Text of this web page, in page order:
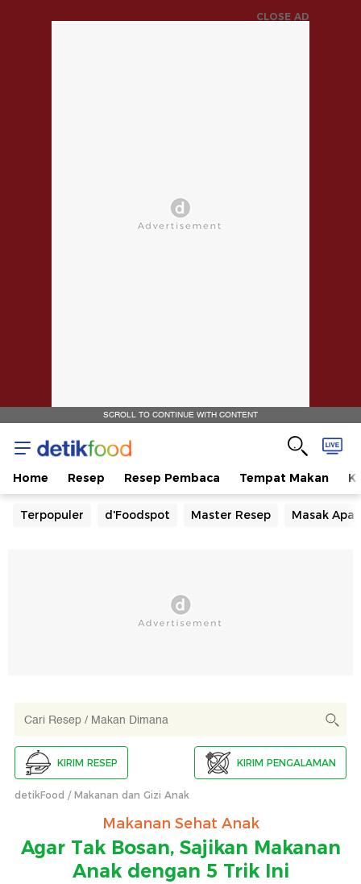
CLOSE AD
SCROLL TO CONTINUE WITH CONTENT
Home Resep Resep Pembaca Tempat Makan
Terpopuler d'Foodspot Master Resep Masak Apa
KIRIM RESEP KIRIM PENGALAMAN
detikFood Makanan dan Gizi Anak
Makanan Sehat Anak
Agar Tak Bosan, Sajikan Makanan
Anak dengan 5 Trik Ini